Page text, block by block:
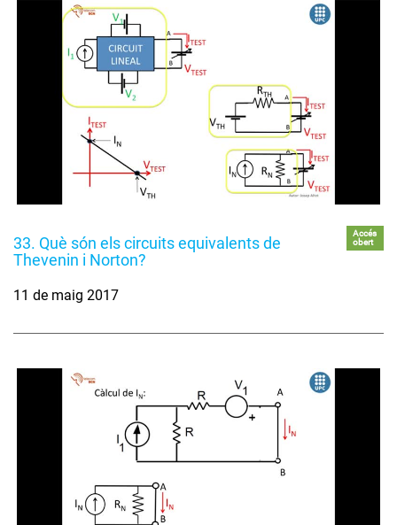
33. Què són els circuits equivalents de
Thevenin i Norton?
Accés
obert
11 de maig 2017